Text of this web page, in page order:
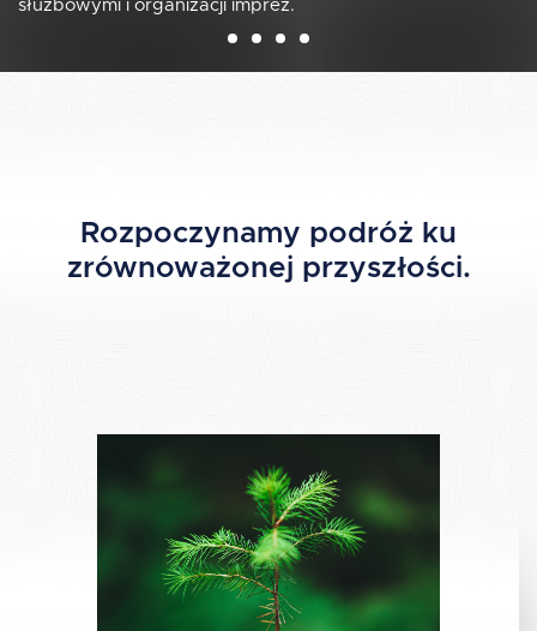
służbowymi i organizacji imprez.
przyjazna i komfortowa.
Rozpoczynamy podróż ku
zrównoważonej przyszłości.